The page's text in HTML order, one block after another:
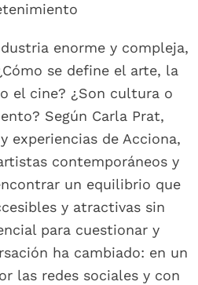
enorme y compleja,
se define el arte, la
el cine? ¿Son cultura o
Según Carla Prat,
experiencias de Acciona,
contemporáneos y
un equilibrio que
y atractivas sin
para cuestionar y
ha cambiado: en un
las redes sociales y con